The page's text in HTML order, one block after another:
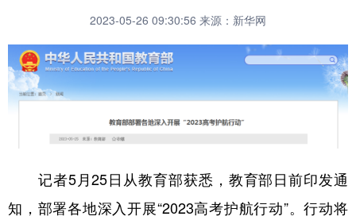
2023-05-26 09:30:56 来源：新华网
记者5月25日从教育部获悉，教育部日前印发通
知，部署各地深入开展“2023高考护航行动”。行动将